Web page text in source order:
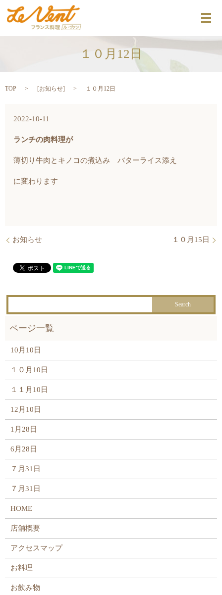
メ
１０月12日
TOP [お知らせ] １０月12日
2022-10-11
ランチの肉料理が
薄切り牛肉とキノコの煮込み バターライス添え
に変わります
お知らせ １０月15日
10月10日
１０月10日
１１月10日
12月10日
1月28日
6月28日
７月31日
７月31日
HOME
店舗概要
アクセスマップ
お料理
お飲み物